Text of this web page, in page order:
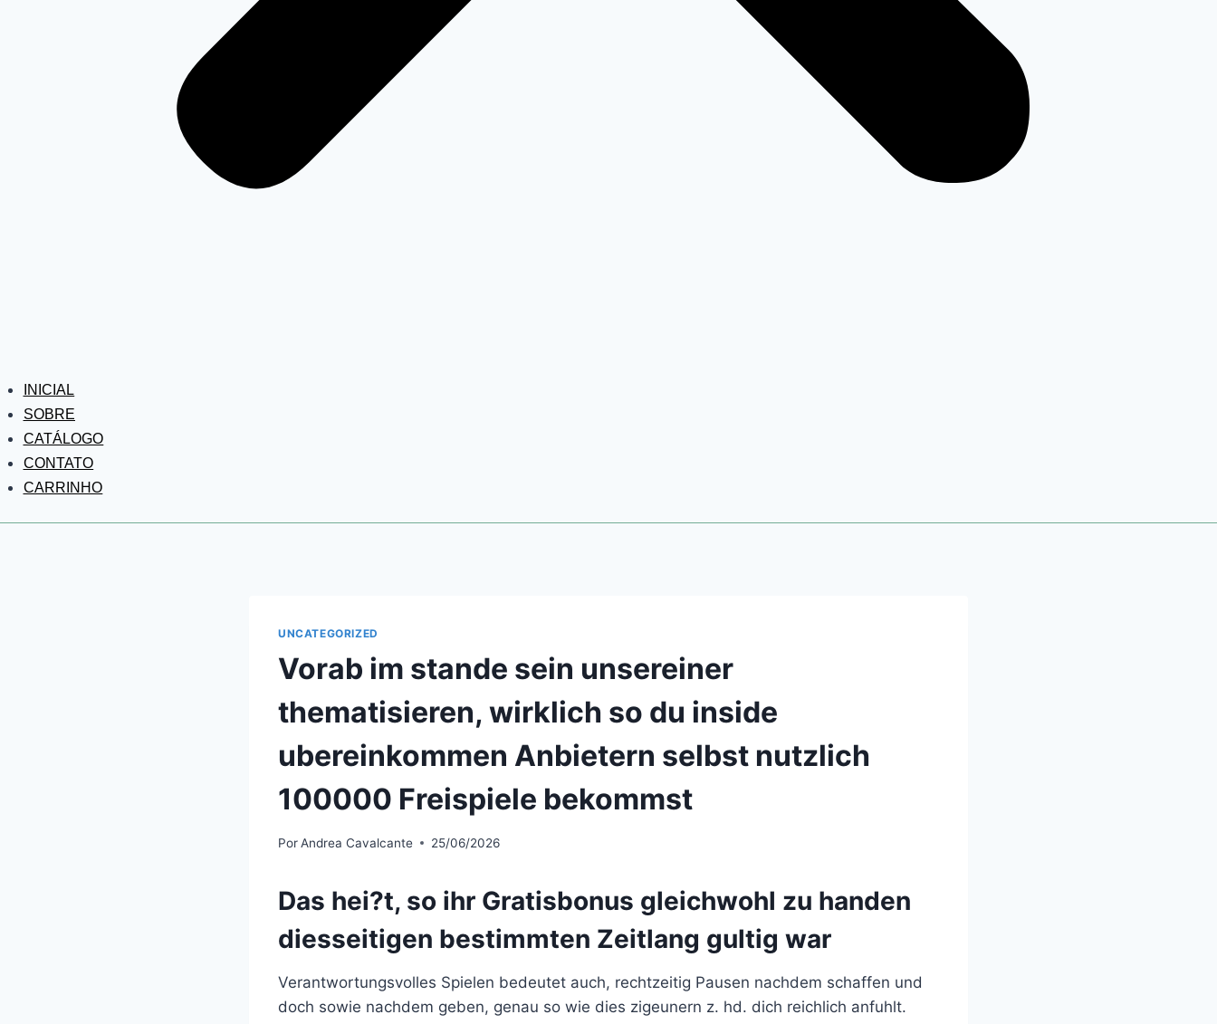
INICIAL
SOBRE
CATÁLOGO
CONTATO
CARRINHO
UNCATEGORIZED
Vorab im stande sein unsereiner
thematisieren, wirklich so du inside
ubereinkommen Anbietern selbst nutzlich
100000 Freispiele bekommst
PorAndrea Cavalcante 25/06/2026
Das hei?t, so ihr Gratisbonus gleichwohl zu handen
diesseitigen bestimmten Zeitlang gultig war
Verantwortungsvolles Spielen bedeutet auch, rechtzeitig Pausen nachdem schaffen und
doch sowie nachdem geben, genau so wie dies zigeunern z. hd. dich reichlich anfuhlt.